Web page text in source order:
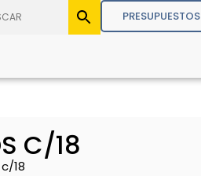
PRESUPUESTOS
C/18
18